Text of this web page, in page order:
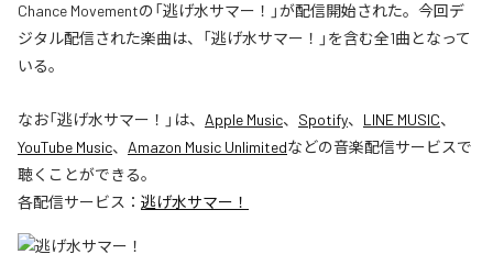
Chance Movementの「逃げ水サマー！」が配信開始された。今回デ
ジタル配信された楽曲は、「逃げ水サマー！」を含む全1曲となって
いる。
なお「逃げ水サマー！ 」は、 Apple Music、 Spotify、 LINE MUSIC、
YouTube Music、 Amazon Music Unlimitedなどの音楽配信サービスで
聴くことができる。
各配信サービス： 逃げ水サマー！